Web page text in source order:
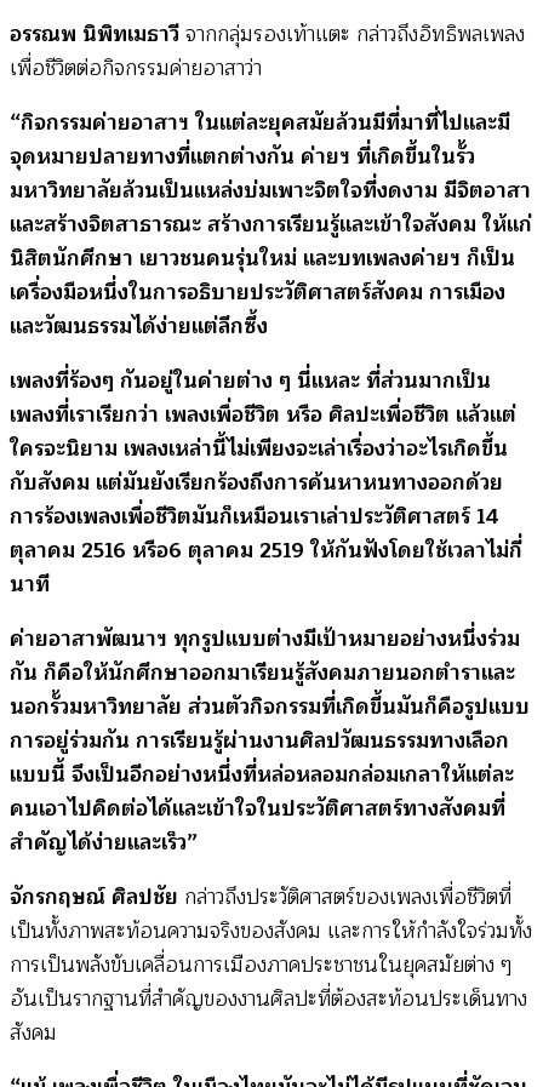
อรรณพ นิพิทเมธาวีจากกลุ่มรองเท้าแตะ กล่าวถึงอิทธิพลเพลง
เพื่อชีวิตต่อกิจกรรมค่ายอาสาว่า
“กิจกรรมค่ายอาสาฯ ในแต่ละยุคสมัยล้วนมีที่มาที่ไปและมี
จุดหมายปลายทางที่แตกต่างกัน ค่ายฯ ที่เกิดขึ้นในรั้ว
มหาวิทยาลัยล้วนเป็นแหล่งบ่มเพาะจิตใจที่งดงาม มีจิตอาสา
และสร้างจิตสาธารณะ สร้างการเรียนรู้และเข้าใจสังคม ให้แก่
นิสิตนักศึกษา เยาวชนคนรุ่นใหม่ และบทเพลงค่ายฯ ก็เป็น
เครื่องมือหนึ่งในการอธิบายประวัติศาสตร์สังคม การเมือง
และวัฒนธรรมได้ง่ายแต่ลึกซึ้ง
เพลงที่ร้องๆ กันอยู่ในค่ายต่าง ๆ นี่แหละ ที่ส่วนมากเป็น
เพลงที่เราเรียกว่า เพลงเพื่อชีวิต หรือ ศิลปะเพื่อชีวิต แล้วแต่
ใครจะนิยาม เพลงเหล่านี้ไม่เพียงจะเล่าเรื่องว่าอะไรเกิดขึ้น
กับสังคม แต่มันยังเรียกร้องถึงการค้นหาหนทางออกด้วย
การร้องเพลงเพื่อชีวิตมันก็เหมือนเราเล่าประวัติศาสตร์ 14
ตุลาคม 2516 หรือ6 ตุลาคม 2519 ให้กันฟังโดยใช้เวลาไม่กี่
นาที
ค่ายอาสาพัฒนาฯ ทุกรูปแบบต่างมีเป้าหมายอย่างหนึ่งร่วม
กัน ก็คือให้นักศึกษาออกมาเรียนรู้สังคมภายนอกตำราและ
นอกรั้วมหาวิทยาลัย ส่วนตัวกิจกรรมที่เกิดขึ้นมันก็คือรูปแบบ
การอยู่ร่วมกัน การเรียนรู้ผ่านงานศิลปวัฒนธรรมทางเลือก
แบบนี้ จึงเป็นอีกอย่างหนึ่งที่หล่อหลอมกล่อมเกลาให้แต่ละ
คนเอาไปคิดต่อได้และเข้าใจในประวัติศาสตร์ทางสังคมที่
สำคัญได้ง่ายและเร็ว”
จักรกฤษณ์ ศิลปชัย กล่าวถึงประวัติศาสตร์ของเพลงเพื่อชีวิตที่
เป็นทั้งภาพสะท้อนความจริงของสังคม และการให้กำลังใจร่วมทั้ง
การเป็นพลังขับเคลื่อนการเมืองภาคประชาชนในยุคสมัยต่าง ๆ
อันเป็นรากฐานที่สำคัญของงานศิลปะที่ต้องสะท้อนประเด็นทาง
สังคม